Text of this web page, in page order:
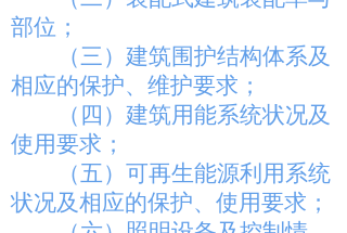
部位；
（三）建筑围护结构体系及
相应的保护、维护要求；
（四）建筑用能系统状况及
使用要求；
（五）可再生能源利用系统
状况及相应的保护、使用要求；